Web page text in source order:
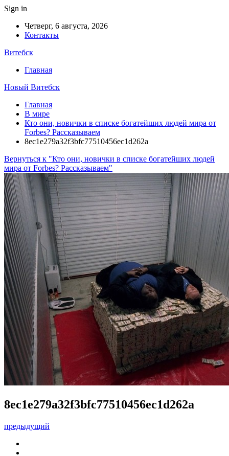
Sign in
Четверг, 6 августа, 2026
Контакты
Витебск
Главная
Новый Витебск
Главная
В мире
Кто они, новички в списке богатейших людей мира от
Forbes? Рассказываем
8ec1e279a32f3bfc77510456ec1d262a
Вернуться к "Кто они, новички в списке богатейших людей
мира от Forbes? Рассказываем"
8ec1e279a32f3bfc77510456ec1d262a
предыдущий